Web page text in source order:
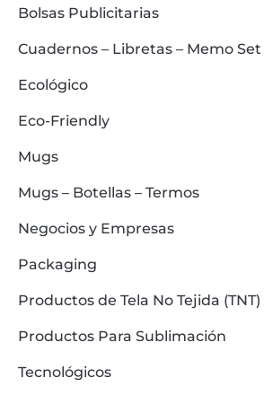
Bolsas Publicitarias
Cuadernos – Libretas – Memo Set
Ecológico
Eco-Friendly
Mugs
Mugs – Botellas – Termos
Negocios y Empresas
Packaging
Productos de Tela No Tejida (TNT)
Productos Para Sublimación
Tecnológicos